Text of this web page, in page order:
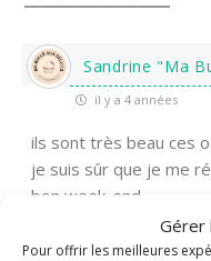
Gérer
Pour offrir les meilleures
Sandrine "Ma
il y a 4 années
ils sont très beau ces
je suis sûr que je me
bon week-end
Répondre